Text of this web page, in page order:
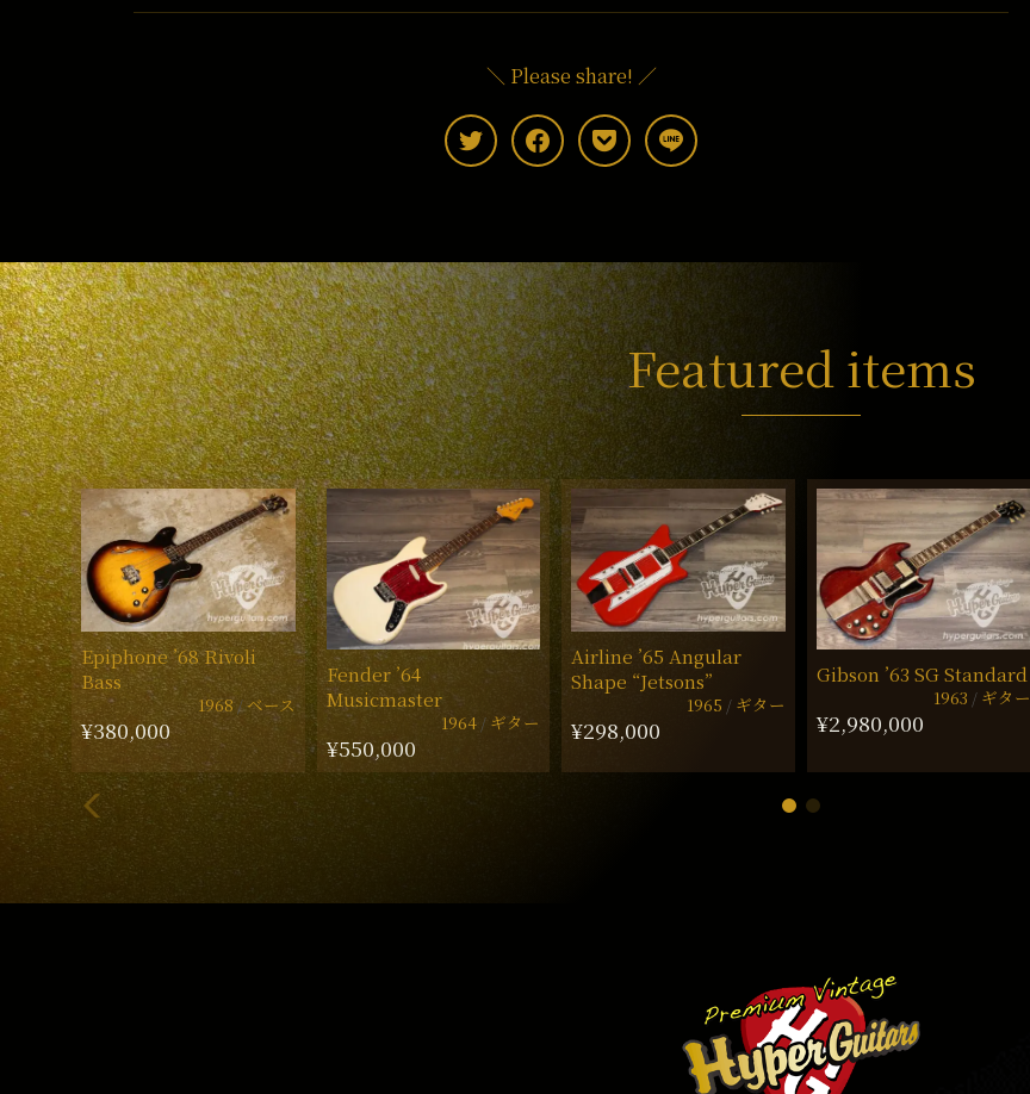
＼ Please share! ／
Featured items
Epiphone ’68 Rivoli
Bass
1968 ベース
¥380,000
Fender ’64
Musicmaster
1964 ギター
¥550,000
Airline ’65 Angular
Shape “Jetsons”
1965 ギター
¥298,000
Gibson ’63 SG Standard
1963 ギター
¥2,980,000